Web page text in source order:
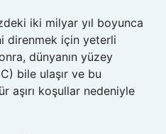
iki milyar yıl boyunca
direnmek için yeterli
dünyanın yüzey
C) bile ulaşır ve bu
aşırı koşullar nedeniyle